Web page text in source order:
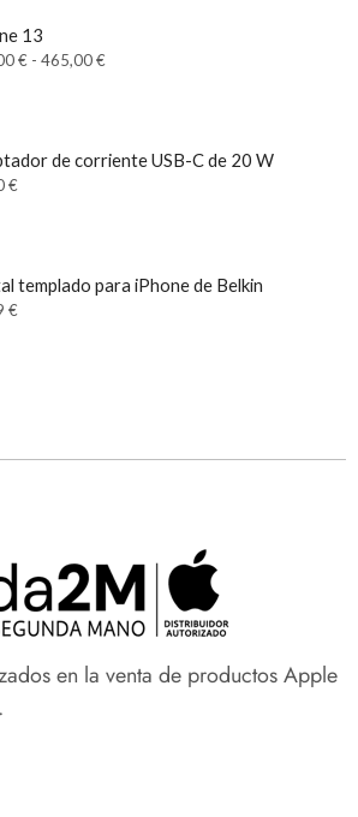
13
€ - 465,00€
de corriente USB-C de 20 W
€
templado para iPhone de Belkin
€
en la venta de productos Apple